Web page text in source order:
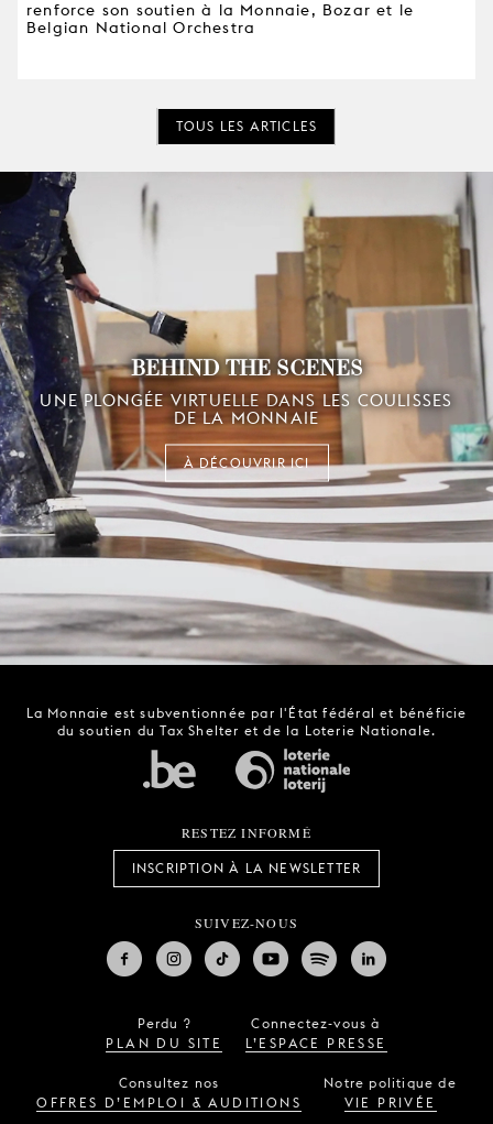
renforce son soutien à la Monnaie, Bozar et le
Belgian National Orchestra
TOUS LES ARTICLES
BEHIND THE SCENES
UNE PLONGÉE VIRTUELLE DANS LES COULISSES
DE LA MONNAIE
À DÉCOUVRIR ICI
La Monnaie est subventionnée par l'État fédéral et bénéficie
du soutien du Tax Shelter et de la Loterie Nationale.
RESTEZ INFORMÉ
INSCRIPTION À LA NEWSLETTER
SUIVEZ-NOUS
Perdu ?
PLAN DU SITE
Connectez-vous à
L’ESPACE PRESSE
Consultez nos
OFFRES D’EMPLOI & AUDITIONS
Notre politique de
VIE PRIVÉE